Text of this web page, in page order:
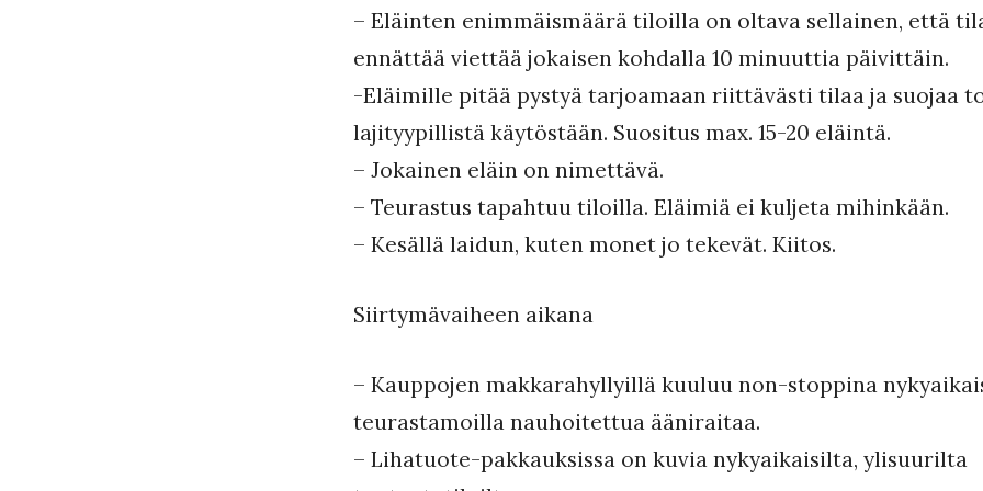
– Eläinten enimmäismäärä tiloilla on oltava sellainen, että
ennättää viettää jokaisen kohdalla 10 minuuttia päivittäin.
-Eläimille pitää pystyä tarjoamaan riittävästi tilaa ja suojaa
lajityypillistä käytöstään. Suositus max. 15-20 eläintä.
– Jokainen eläin on nimettävä.
– Teurastus tapahtuu tiloilla. Eläimiä ei kuljeta mihinkään.
– Kesällä laidun, kuten monet jo tekevät. Kiitos.
Siirtymävaiheen aikana
– Kauppojen makkarahyllyillä kuuluu non-stoppina
teurastamoilla nauhoitettua ääniraitaa.
– Lihatuote-pakkauksissa on kuvia nykyaikaisilta, ylisuurilta